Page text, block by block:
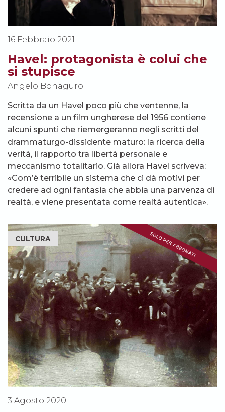
16 Febbraio 2021
Havel: protagonista è colui che
si stupisce
Angelo Bonaguro
Scritta da un Havel poco più che ventenne, la
recensione a un film ungherese del 1956 contiene
alcuni spunti che riemergeranno negli scritti del
drammaturgo-dissidente maturo: la ricerca della
verità, il rapporto tra libertà personale e
meccanismo totalitario. Già allora Havel scriveva:
«Com’è terribile un sistema che ci dà motivi per
credere ad ogni fantasia che abbia una parvenza di
realtà, e viene presentata come realtà autentica».
CULTURA
3 Agosto 2020